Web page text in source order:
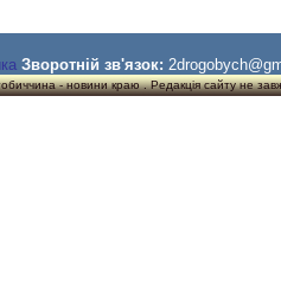
Зворотній зв'язок:
- новини краю . Редакція сайту не